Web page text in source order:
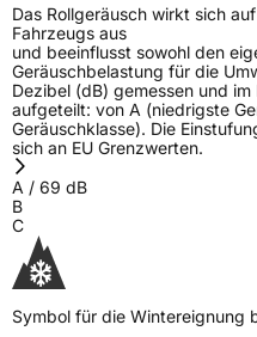
Das Rollgeräusch wirkt sich
Fahrzeugs aus
und beeinflusst sowohl den
Geräuschbelastung für die
Dezibel (dB) gemessen und
aufgeteilt: von A (niedrigste
Geräuschklasse). Die
sich an EU Grenzwerten.
A / 69 dB
B
C
Symbol für die Wintereignung